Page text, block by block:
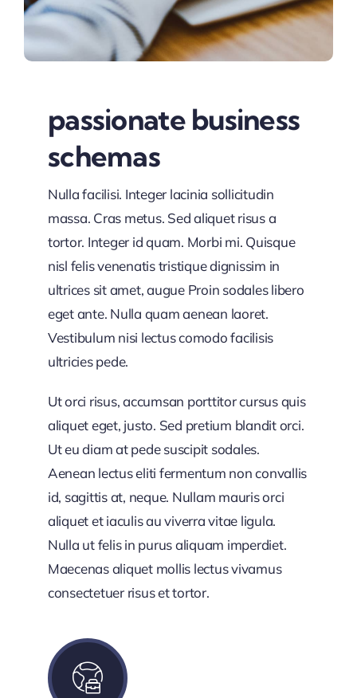
passionate business
schemas
Nulla facilisi. Integer lacinia sollicitudin
massa. Cras metus. Sed aliquet risus a
tortor. Integer id quam. Morbi mi. Quisque
nisl felis venenatis tristique dignissim in
ultrices sit amet, augue Proin sodales libero
eget ante. Nulla quam aenean laoret.
Vestibulum nisi lectus comodo facilisis
ultricies pede.
Ut orci risus, accumsan porttitor cursus quis
aliquet eget, justo. Sed pretium blandit orci.
Ut eu diam at pede suscipit sodales.
Aenean lectus eliti fermentum non convallis
id, sagittis at, neque. Nullam mauris orci
aliquet et iaculis au viverra vitae ligula.
Nulla ut felis in purus aliquam imperdiet.
Maecenas aliquet mollis lectus vivamus
consectetuer risus et tortor.